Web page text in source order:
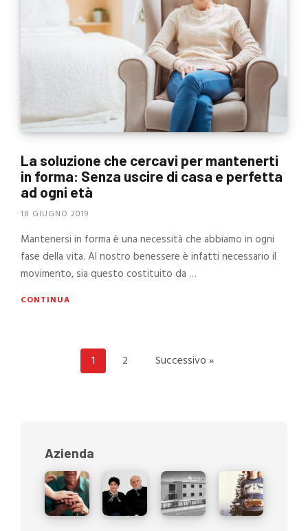
La soluzione che cercavi per mantenerti
in forma: Senza uscire di casa e perfetta
ad ogni età
18 GIUGNO 2019
Mantenersi in forma è una necessità che abbiamo in ogni
fase della vita. Al nostro benessere è infatti necessario il
movimento, sia questo costituito da …
CONTINUA
1 2 Successivo »
Azienda